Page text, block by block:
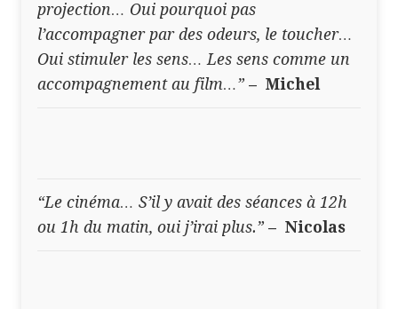
projection… Oui pourquoi pas
l’accompagner par des odeurs, le toucher…
Oui stimuler les sens… Les sens comme un
accompagnement au film…” – Michel
“Le cinéma… S’il y avait des séances à 12h
ou 1h du matin, oui j’irai plus.” – Nicolas